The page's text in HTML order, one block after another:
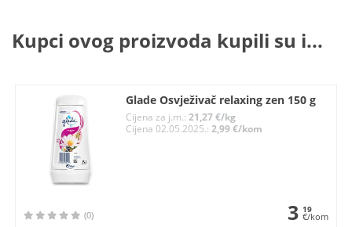
Kupci ovog proizvoda kupili su i...
Glade Osvježivač relaxing zen 150 g
Cijena za j.m.:21,27 €/kg
Cijena 02.05.2025.:2,99 €/kom
(0) 3 19
€/kom